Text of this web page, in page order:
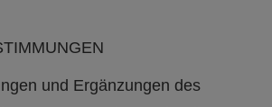
und Ergänzungen des